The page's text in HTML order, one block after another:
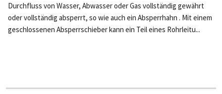
Durchfluss von Wasser, Abwasser oder Gas vollständig gewährt
oder vollständig absperrt, so wie auch ein Absperrhahn . Mit einem
geschlossenen Absperrschieber kann ein Teil eines Rohrleitu...